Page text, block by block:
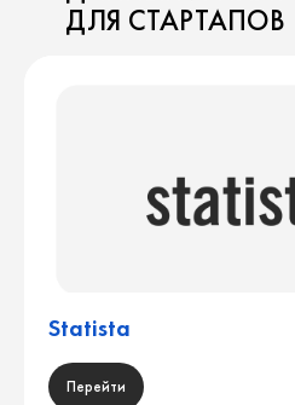
ДЛЯ СТАРТАПОВ
Statista
Перейти